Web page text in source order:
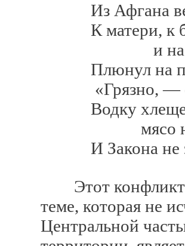
Из Афгана
К матери, к
и на
Плюнул на пол
«Грязно, —
Водку
мясо
И Закона не
Этот конфликт
теме, которая не
Центральной